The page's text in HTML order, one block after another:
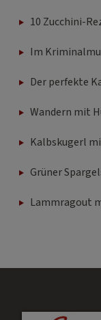
10 Zucchini-
Im
Der perfekte
Wandern mit
Kalbskugerl
Grüner
Lammragout